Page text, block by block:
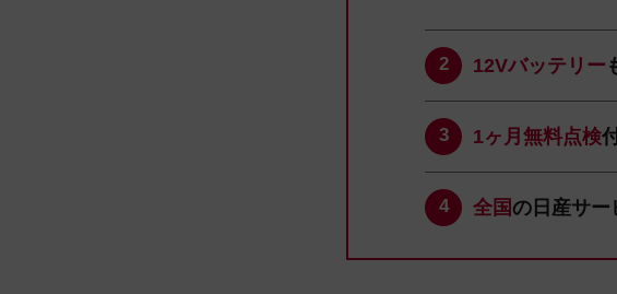
12Vバッテリー
1ヶ月無料点検
全国 の日産サー